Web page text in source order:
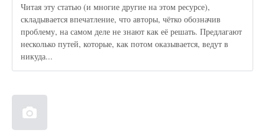
Читая эту статью (и многие другие на этом ресурсе),
складывается впечатление, что авторы, чётко обозначив
проблему, на самом деле не знают как её решать. Предлагают
несколько путей, которые, как потом оказывается, ведут в
никуда...